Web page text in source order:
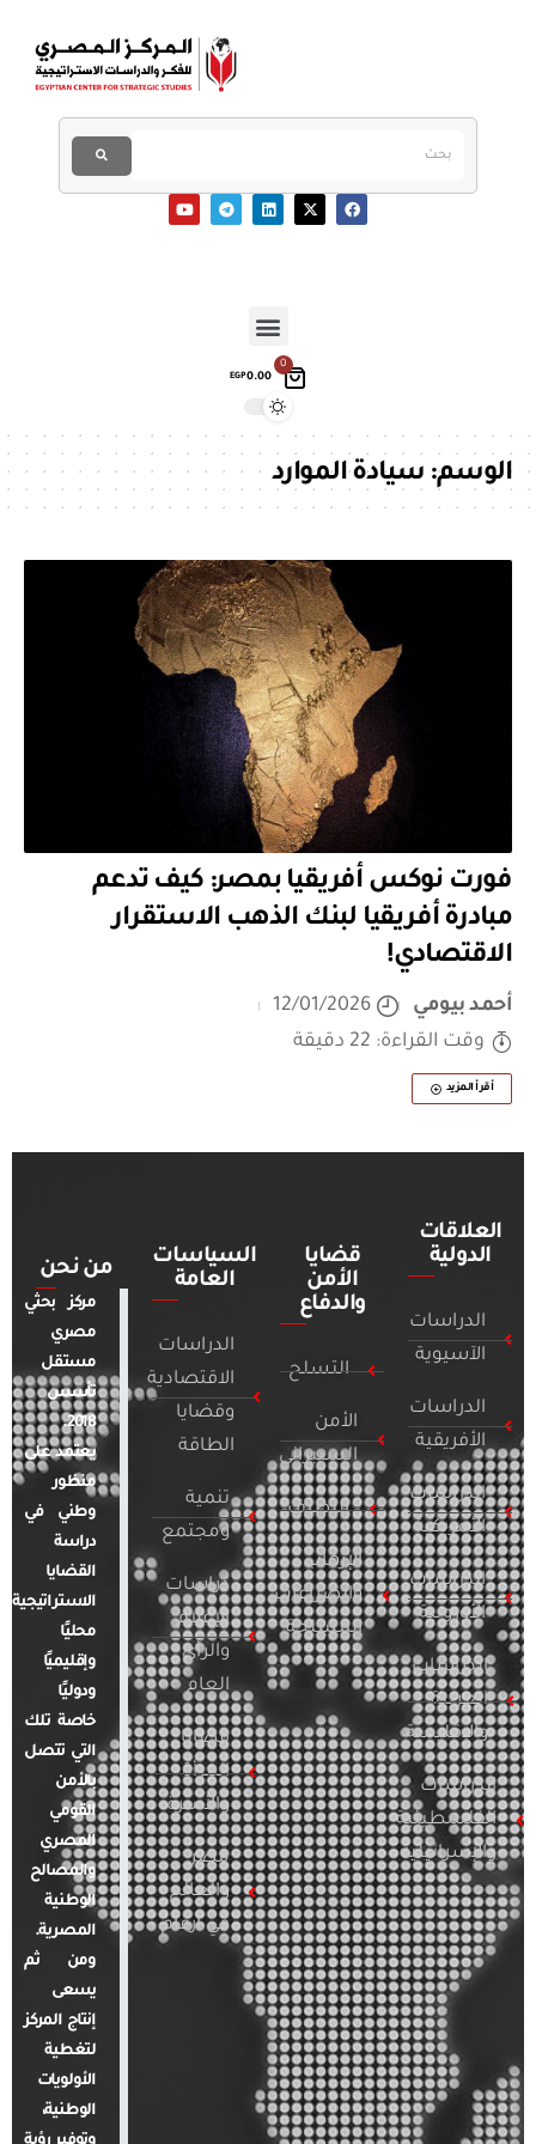
0
EGP0.00
الوسم:سيادة الموارد
فورت نوكس أفريقيا بمصر: كيف تدعم
مبادرة أفريقيا لبنك الذهب الاستقرار
الاقتصادي!
أحمد بيومي
12/01/2026
وقت القراءة: 22 دقيقة
أقرأ المزيد
العلاقات
الدولية
الدراسات
الآسيوية
الدراسات
الأفريقية
الدراسات
الأمريكية
الدراسات
الأوروبية
الدراسات
العربية
والإقليمية
الدراسات
الفلسطينية
والإسرائيلية
قضايا
الأمن
والدفاع
التسلح
الأمن
السيبراني
التطرف
الإرهاب
والصراعات
المسلحة
السياسات
العامة
الدراسات
الاقتصادية
وقضايا
الطاقة
تنمية
ومجتمع
دراسات
الإعلام
والرأي
العام
قضايا
المرأة
والأسرة
مصر
والعالم
في أرقام
من نحن
مركز بحثي
مصري
مستقل
تأسس
2018.
يعتمد على
منظور
وطني في
دراسة
القضايا
الاستراتيجية
محليًا
وإقليميًا
ودوليًا
خاصة تلك
التي تتصل
بالأمن
القومي
المصري
والمصالح
الوطنية
المصرية.
ومن ثم
يسعى
إنتاج المركز
لتغطية
الأولويات
الوطنية،